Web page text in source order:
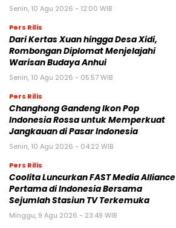
Senin, 10 Agu 2026 - 12:00 WIB
Pers Rilis
Dari Kertas Xuan hingga Desa Xidi,
Rombongan Diplomat Menjelajahi
Warisan Budaya Anhui
Senin, 10 Agu 2026 - 05:57 WIB
Pers Rilis
Changhong Gandeng Ikon Pop
Indonesia Rossa untuk Memperkuat
Jangkauan di Pasar Indonesia
Senin, 10 Agu 2026 - 04:22 WIB
Pers Rilis
Coolita Luncurkan FAST Media Alliance
Pertama di Indonesia Bersama
Sejumlah Stasiun TV Terkemuka
Minggu, 9 Agu 2026 - 23:49 WIB